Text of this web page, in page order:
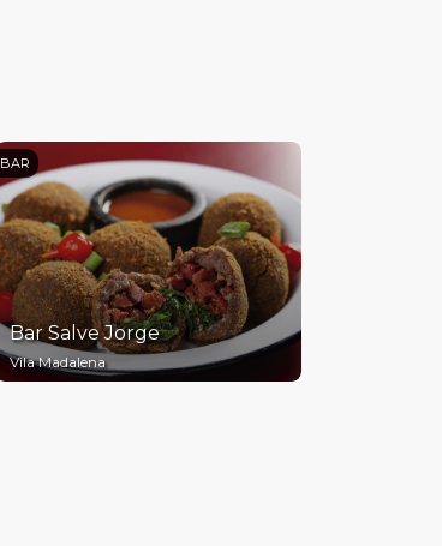
BAR
Bar Salve Jorge
Vila Madalena